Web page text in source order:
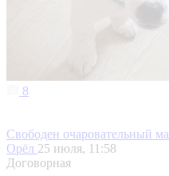
8
Свободен очаровательный
Орёл 25 июля, 11:58
Договорная